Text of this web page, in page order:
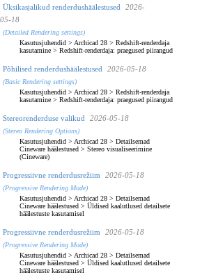
Üksikasjalikud renderdushäälestused
2026-
05-18
(Detailed Rendering settings)
Kasutusjuhendid > Archicad 28 > Redshift-renderdaja
kasutamine > Redshift-renderdaja: praegused piirangud
Põhilised renderdushäälestused 2026-05-18
(Basic Rendering settings)
Kasutusjuhendid > Archicad 28 > Redshift-renderdaja
kasutamine > Redshift-renderdaja: praegused piirangud
Stereorenderduse valikud 2026-05-18
(Stereo Rendering Options)
Kasutusjuhendid > Archicad 28 > Detailsemad
Cineware häälestused > Stereo visualiseerimine
(Cineware)
Progressiivne renderdusrežiim 2026-05-18
(Progressive Rendering Mode)
Kasutusjuhendid > Archicad 28 > Detailsemad
Cineware häälestused > Üldised kaalutlused detailsete
häälestuste kasutamisel
Progressiivne renderdusrežiim 2026-05-18
(Progressive Rendering Mode)
Kasutusjuhendid > Archicad 28 > Detailsemad
Cineware häälestused > Üldised kaalutlused detailsete
häälestuste kasutamisel